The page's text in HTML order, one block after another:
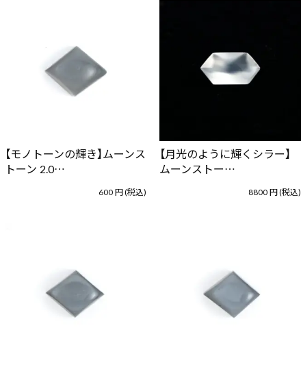
【モノトーンの輝き】ムーンス
トーン 2.0…
600円(税込)
【月光のように輝くシラー】
ムーンストー…
8800円(税込)